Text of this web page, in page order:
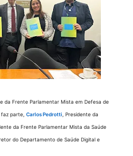
da Frente Parlamentar Mista em Defesa de
parte, Carlos Pedrotti , Presidente da
da Frente Parlamentar Mista da Saúde
do Departamento de Saúde Digital e